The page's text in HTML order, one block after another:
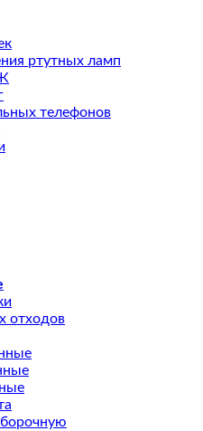
ртутных ламп
телефонов
отходов